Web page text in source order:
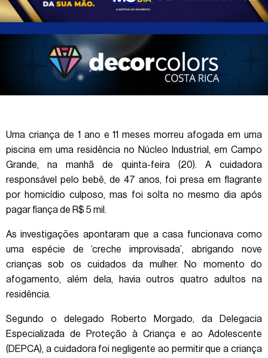
Uma criança de 1 ano e 11 meses morreu afogada em uma
piscina em uma residência no Núcleo Industrial, em Campo
Grande, na manhã de quinta-feira (20). A cuidadora
responsável pelo bebê, de 47 anos, foi presa em flagrante
por homicídio culposo, mas foi solta no mesmo dia após
pagar fiança de R$ 5 mil.
As investigações apontaram que a casa funcionava como
uma espécie de ‘creche improvisada’, abrigando nove
crianças sob os cuidados da mulher. No momento do
afogamento, além dela, havia outros quatro adultos na
residência.
Segundo o delegado Roberto Morgado, da Delegacia
Especializada de Proteção à Criança e ao Adolescente
(DEPCA), a cuidadora foi negligente ao permitir que a criança